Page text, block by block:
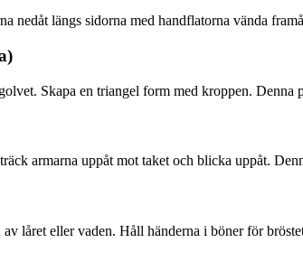
nedåt längs sidorna med handflatorna vända
Skapa en triangel form med kroppen. Denna
armarna uppåt mot taket och blicka uppåt.
låret eller vaden. Håll händerna i böner för